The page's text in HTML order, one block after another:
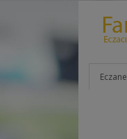
Eczane